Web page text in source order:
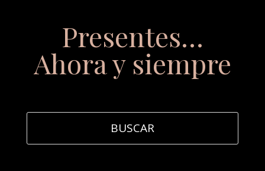
Presentes…
Ahora y siempre